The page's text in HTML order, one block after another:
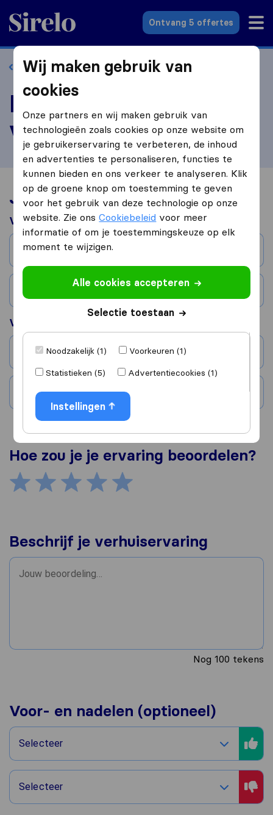
Sirelo.nl
Ontvang 5 offertes
Terug naar profiel
Beoordeel Fabian
Verhuizing
Jouw verhuiservaring
Verhuisd van
Stad
Verhuisd naar
Stad
Land
Hoe zou je je ervaring beoordelen?
Beschrijf je verhuiservaring
Nog 100 tekens
Voor- en nadelen (optioneel)
Selecteer
Selecteer
Wij maken gebruik van
cookies
Onze partners en wij maken gebruik van
technologieën zoals cookies op onze website om
je gebruikerservaring te verbeteren, de inhoud
en advertenties te personaliseren, functies te
kunnen bieden en ons verkeer te analyseren. Klik
op de groene knop om toestemming te geven
voor het gebruik van deze technologie op onze
website. Zie onsCookiebeleid voor meer
informatie of om je toestemmingskeuze op elk
moment te wijzigen.
Alle cookies accepteren
Selectie toestaan
Noodzakelijk (1)
Voorkeuren (1)
Statistieken (5)
Advertentiecookies (1)
Instellingen